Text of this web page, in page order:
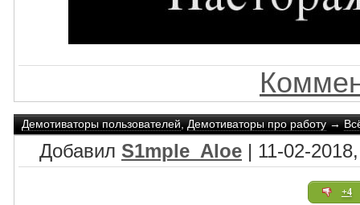
Демотиваторы пользователей,Демотиваторы про работу→
Добавил S1mple_Aloe | 11-02-
+4